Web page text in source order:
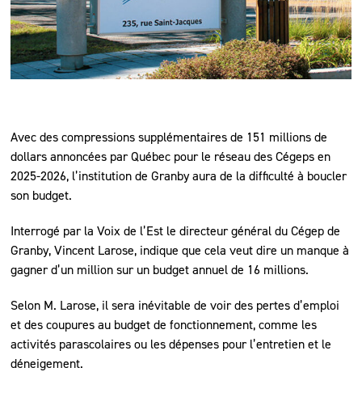
Avec des compressions supplémentaires de 151 millions de
dollars annoncées par Québec pour le réseau des Cégeps en
2025-2026, l’institution de Granby aura de la difficulté à boucler
son budget.
Interrogé par la Voix de l’Est le directeur général du Cégep de
Granby, Vincent Larose, indique que cela veut dire un manque à
gagner d’un million sur un budget annuel de 16 millions.
Selon M. Larose, il sera inévitable de voir des pertes d’emploi
et des coupures au budget de fonctionnement, comme les
activités parascolaires ou les dépenses pour l’entretien et le
déneigement.